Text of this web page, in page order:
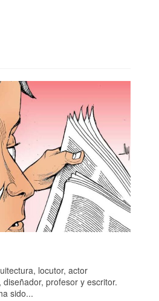
locutor, actor
profesor y escritor.
sido...